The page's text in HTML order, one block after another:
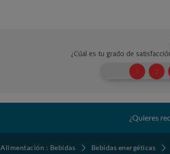
¿Quieres
Alimentación : Bebidas Bebidas energéticas